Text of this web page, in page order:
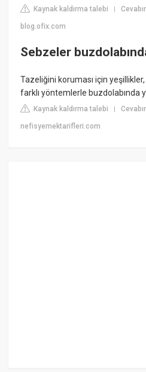
Kaynak kaldırma talebi |
blog.ofix.com
Sebzeler
Tazeliğini koruması için
farklı yöntemlerle buzdolabında
Kaynak kaldırma talebi |
nefisyemektarifleri.com